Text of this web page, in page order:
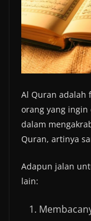
Al Quran adalah
orang yang ingin
dalam
Quran, artinya
Adapun jalan
lain: